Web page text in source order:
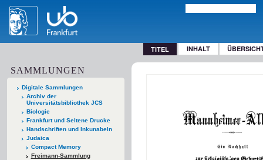
TITEL INHALT
SAMMLUNGEN
Digitale Sammlungen
Archiv der
Universitätsbibliothek JCS
Biologie
Frankfurt und Seltene Drucke
Handschriften und Inkunabeln
Judaica
Compact Memory
Freimann-Sammlung